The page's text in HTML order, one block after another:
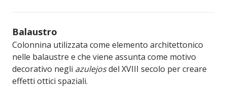
Balaustro
Colonnina utilizzata come elemento architettonico
nelle balaustre e che viene assunta come motivo
decorativo negli azulejosdel XVIII secolo per creare
effetti ottici spaziali.